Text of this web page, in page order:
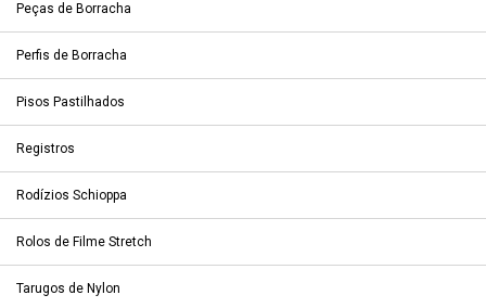
Peças de Borracha
Perfis de Borracha
Pisos Pastilhados
Registros
Rodízios Schioppa
Rolos de Filme Stretch
Tarugos de Nylon